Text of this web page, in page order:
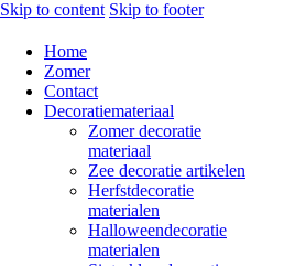
Skip to content Skip to footer
Home
Zomer
Contact
Decoratiemateriaal
Zomer decoratie
materiaal
Zee decoratie artikelen
Herfstdecoratie
materialen
Halloweendecoratie
materialen